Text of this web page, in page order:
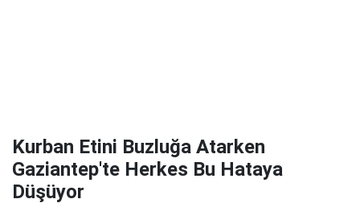
Kurban Etini Buzluğa Atarken
Gaziantep'te Herkes Bu Hataya
Düşüyor